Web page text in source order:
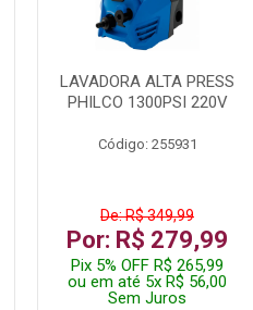
LAVADORA ALTA PRESS
PHILCO 1300PSI 220V
Código: 255931
De: R$ 349,99
Por: R$ 279,99
Pix 5% OFF R$ 265,99
ou em até 5x R$ 56,00
Sem Juros